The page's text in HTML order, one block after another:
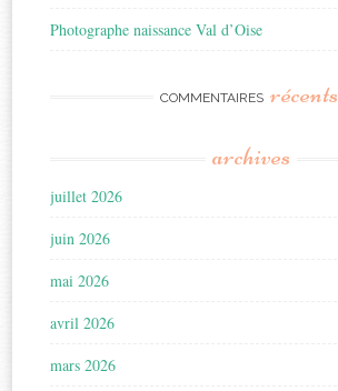
Photographe naissance Val d’Oise
COMMENTAIRES récents
archives
juillet 2026
juin 2026
mai 2026
avril 2026
mars 2026